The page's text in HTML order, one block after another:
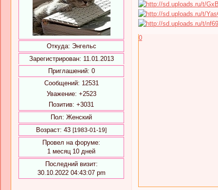
Откуда: Энгельс
Зарегистрирован: 11.01.2013
Приглашений: 0
Сообщений: 12531
Уважение: +2523
Позитив: +3031
Пол: Женский
Возраст: 43 [1983-01-19]
Провел на форуме:
1 месяц 10 дней
Последний визит:
30.10.2022 04:43:07 pm
0